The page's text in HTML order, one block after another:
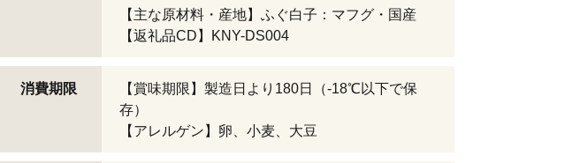
【主な原材料・産地】ふぐ白子：マフグ・国産
【返礼品CD】KNY-DS004
消費期限
【賞味期限】製造日より180日（-18℃以下で保
存）
【アレルゲン】卵、小麦、大豆